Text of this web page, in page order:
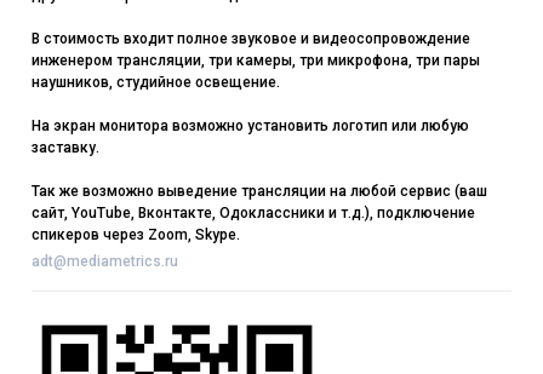
В стоимость входит полное звуковое и видеосопровождение
инженером трансляции, три камеры, три микрофона, три пары
наушников, студийное освещение.
На экран монитора возможно установить логотип или любую
заставку.
Так же возможно выведение трансляции на любой сервис (ваш
сайт, YouTube, Вконтакте, Одоклассники и т.д.), подключение
спикеров через Zoom, Skype.
adt@mediametrics.ru